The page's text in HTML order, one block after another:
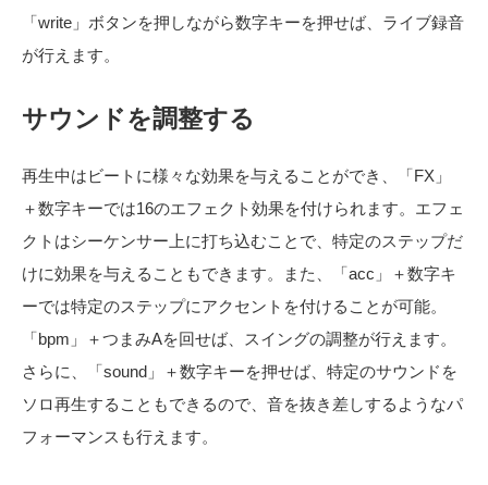
「write」ボタンを押しながら数字キーを押せば、ライブ録音
が行えます。
サウンドを調整する
再生中はビートに様々な効果を与えることができ、「FX」
＋数字キーでは16のエフェクト効果を付けられます。エフェ
クトはシーケンサー上に打ち込むことで、特定のステップだ
けに効果を与えることもできます。また、「acc」＋数字キ
ーでは特定のステップにアクセントを付けることが可能。
「bpm」＋つまみAを回せば、スイングの調整が行えます。
さらに、「sound」＋数字キーを押せば、特定のサウンドを
ソロ再生することもできるので、音を抜き差しするようなパ
フォーマンスも行えます。